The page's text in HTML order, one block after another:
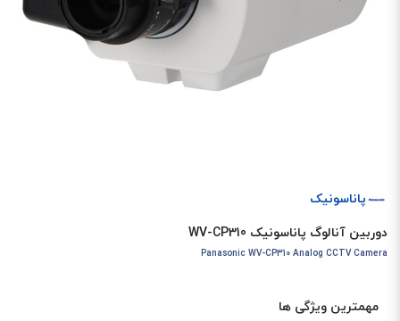
پاناسونیک
دوربین آنالوگ پاناسونیک WV-CP310
Panasonic WV-CP310 Analog CCTV Camera
مهمترین ویژگی ها